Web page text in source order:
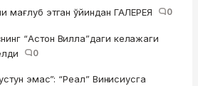
мағлуб этган ўйиндан ГАЛЕРЕЯ 0
“Астон Вилла”даги келажаги
0
эмас”: “Реал” Винисиусга